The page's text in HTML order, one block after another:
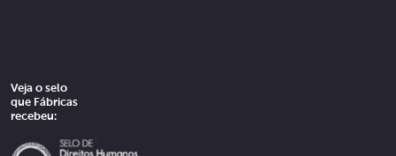
Veja o selo
que Fábricas
recebeu: